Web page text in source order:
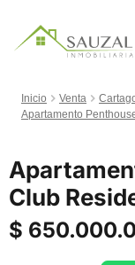
Inicio Venta
Apartamento
Club
$